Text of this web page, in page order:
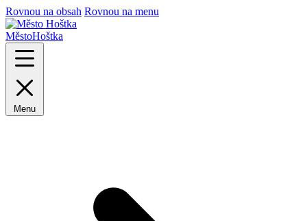
Rovnou na obsah Rovnou na menu
MěstoHoštka
Menu